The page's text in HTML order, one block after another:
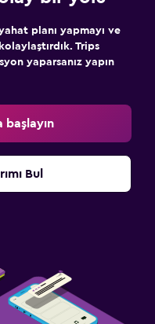
planı yapmayı ve
Trips
yaparsanız yapın
başlayın
Bul